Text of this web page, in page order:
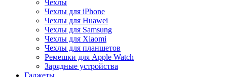
Чехлы
Чехлы для iPhone
Чехлы для Huawei
Чехлы для Samsung
Чехлы для Xiaomi
Чехлы для планшетов
Ремешки для Apple Watch
Зарядные устройства
Гаджеты